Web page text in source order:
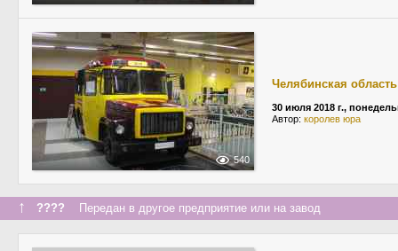
540
Челябинская область
30 июля 2018 г.,
Автор: королев юра
↑ ???? Передан в другое предприятие или на завод